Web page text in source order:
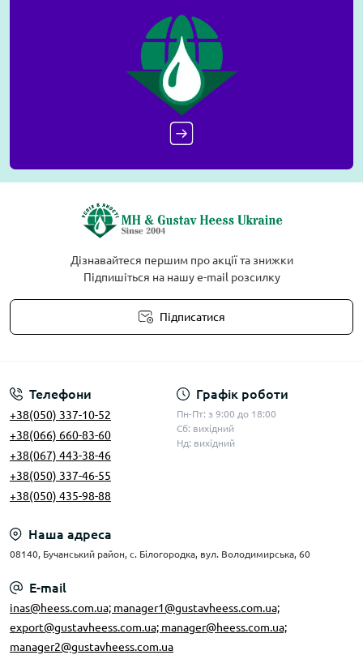
Дізнавайтеся першим про акції та знижки
Підпишіться на нашу e-mail розсилку
Підписатися
Телефони
+38(050) 337-10-52
+38(066) 660-83-60
+38(067) 443-38-46
+38(050) 337-46-55
+38(050) 435-98-88
Графік роботи
Пн-Пт: з 9:00 до 18:00
Сб: вихідний
Нд: вихідний
Наша адреса
08140, Бучанський район, с. Білогородка, вул. Володимирська, 60
E-mail
inas@heess.com.ua; manager1@gustavheess.com.ua;
export@gustavheess.com.ua; manager@heess.com.ua;
manager2@gustavheess.com.ua